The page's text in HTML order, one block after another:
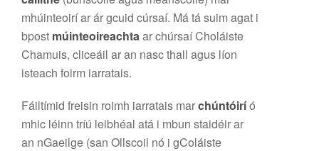
mhúinteoirí ar ár gcuid cúrsaí. Má tá suim agat i
bpost múinteoireachtaar chúrsaí Choláiste
Chamuis, cliceáil ar an nasc thall agus líon
isteach foirm iarratais.
Fáiltímid freisin roimh iarratais marchúntóiríó
mhic léinn tríú leibhéal atá i mbun staidéir ar
an nGaeilge (san Ollscoil nó i gColáiste